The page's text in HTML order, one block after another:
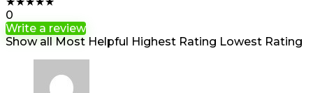
0
Write a review
Show all Most Helpful Highest Rating Lowest Rating